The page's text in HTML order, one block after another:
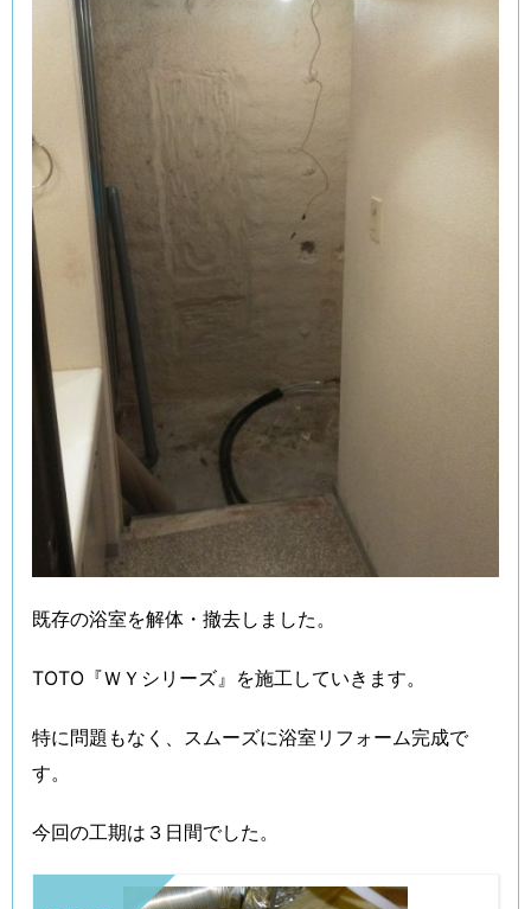
既存の浴室を解体・撤去しました。
TOTO『ＷＹシリーズ』を施工していきます。
特に問題もなく、スムーズに浴室リフォーム完成で
す。
今回の工期は３日間でした。